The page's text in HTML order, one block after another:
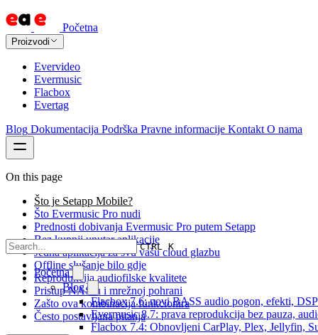
Početna
Proizvodi
Evervideo
Evermusic
Flacbox
Evertag
Blog Dokumentacija Podrška Pravne informacije Kontakt O nama
CTRL K
Početna
Blog
Flacbox 7.6: novi BASS audio pogon, efekti,
Evermusic 8.7: prava reprodukcija bez pauza,
Flacbox 7.4: Obnovljeni CarPlay, Plex, Jellyfin,
On this page
Što je Setapp Mobile?
Što Evermusic Pro nudi
Prednosti dobivanja Evermusic Pro putem Setapp
Bez kupnji unutar aplikacije
Jedna aplikacija za svu vašu cloud glazbu
Offline slušanje bilo gdje
Reprodukcija audiofilske kvalitete
Pristup NAS-u i mrežnoj pohrani
Zašto ova kombinacija funkcionira
Često postavljana pitanja